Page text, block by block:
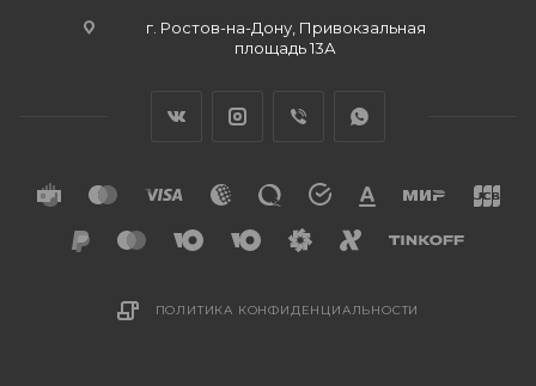
г. Ростов-на-Дону, Привокзальная
площадь 13А
ПОЛИТИКА КОНФИДЕНЦИАЛЬНОСТИ